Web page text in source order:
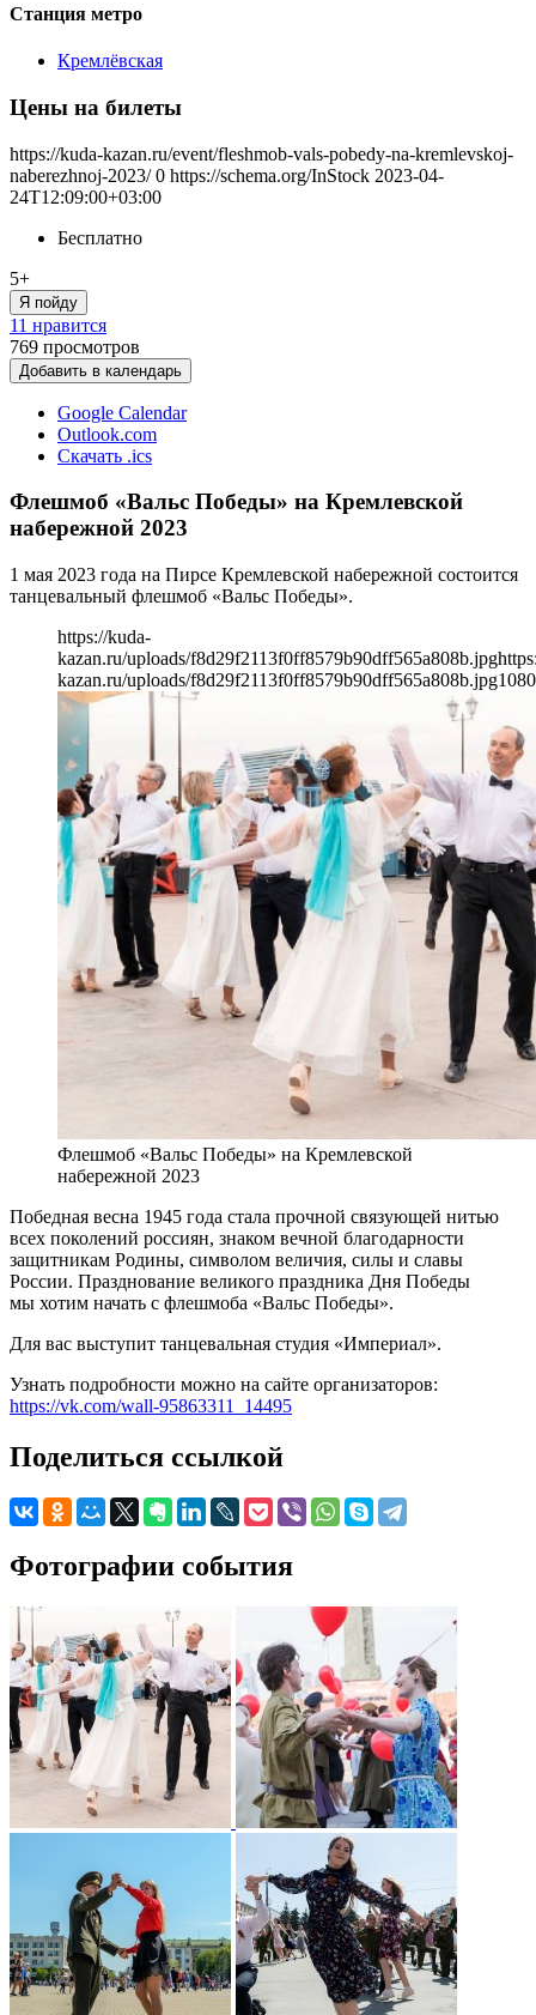
Станция метро
Кремлёвская
Цены на билеты
https://kuda-kazan.ru/event/fleshmob-vals-pobedy-na-kremlevskoj-
naberezhnoj-2023/ 0 https://schema.org/InStock 2023-04-
24T12:09:00+03:00
Бесплатно
5+
Я пойду
11 нравится
769 просмотров
Добавить в календарь
Google Calendar
Outlook.com
Скачать .ics
Флешмоб «Вальс Победы» на Кремлевской
набережной 2023
1 мая 2023 года на Пирсе Кремлевской набережной состоится
танцевальный флешмоб «Вальс Победы».
https://kuda-
kazan.ru/uploads/f8d29f2113f0ff8579b90dff565a808b.jpg
kazan.ru/uploads/f8d29f2113f0ff8579b90dff565a808b.jpg1080
Флешмоб «Вальс Победы» на Кремлевской
набережной 2023
Победная весна 1945 года стала прочной связующей нитью
всех поколений россиян, знаком вечной благодарности
защитникам Родины, символом величия, силы и славы
России. Празднование великого праздника Дня Победы
мы хотим начать с флешмоба «Вальс Победы».
Для вас выступит танцевальная студия «Империал».
Узнать подробности можно на сайте организаторов:
https://vk.com/wall-95863311_14495
Поделиться ссылкой
Фотографии события